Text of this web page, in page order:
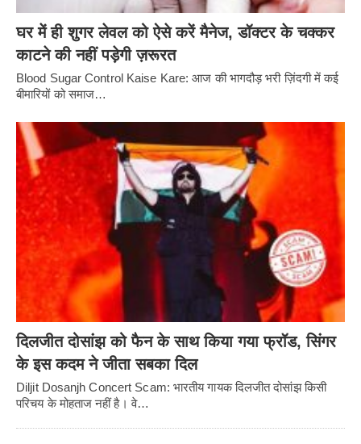
घर में ही शुगर लेवल को ऐसे करें मैनेज, डॉक्टर के चक्कर
काटने की नहीं पड़ेगी ज़रूरत
Blood Sugar Control Kaise Kare: आज की भागदौड़ भरी ज़िंदगी में कई
बीमारियों को समाज…
दिलजीत दोसांझ को फैन के साथ किया गया फ्रॉड, सिंगर
के इस कदम ने जीता सबका दिल
Diljit Dosanjh Concert Scam: भारतीय गायक दिलजीत दोसांझ किसी
परिचय के मोहताज नहीं है। वे…